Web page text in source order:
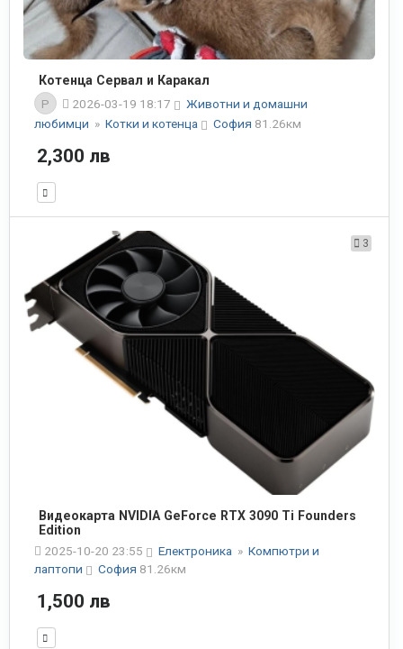
Котенца Сервал и Каракал
P
2026-03-19 18:17
Животни и домашни
любимци » Котки и котенца София 81.26км
2,300 лв
3
Видеокарта NVIDIA GeForce RTX 3090 Ti Founders
Edition
2025-10-20 23:55
Електроника » Компютри и
лаптопи
София 81.26км
1,500 лв